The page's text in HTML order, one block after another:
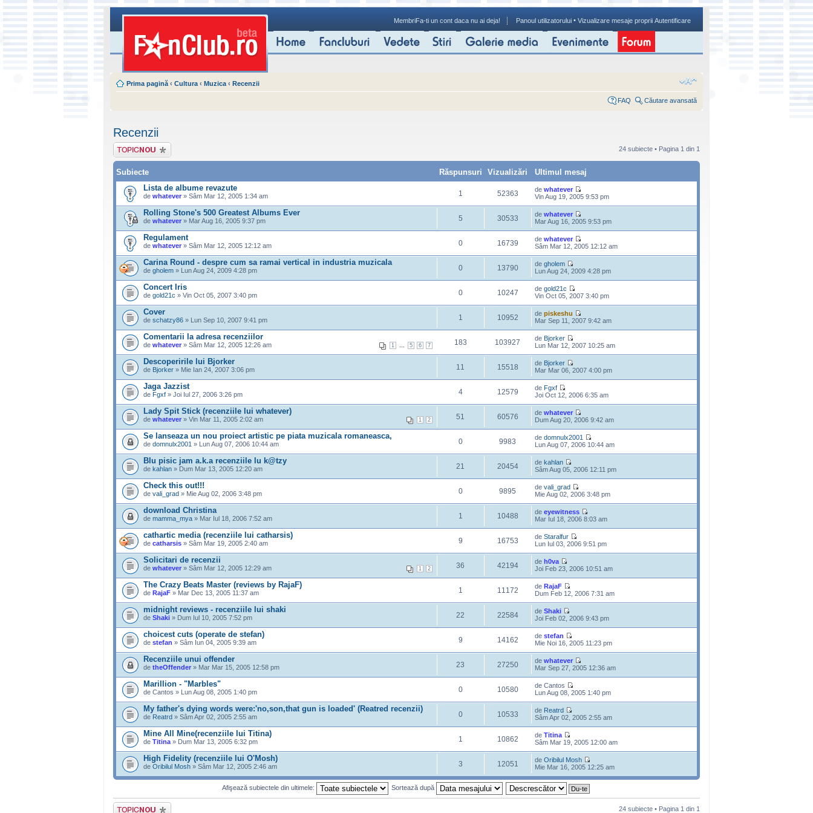
MembriFa-ti un cont daca nu ai deja! Panoul utilizatorului • Vizualizare mesaje proprii Autentificare
Prima pagină ‹ Cultura ‹ Muzica ‹ Recenzii
FAQ Căutare avansată
Recenzii
Scrie un subiect
nou
24 subiecte • Pagina 1 din 1
Subiecte Răspunsuri Vizualizări
Ultimul mesaj
Lista de albume revazute
de whatever » Sâm Mar 12, 2005 1:34 am 1 52363 de whatever
Vin Aug 19, 2005 9:53 pm
Rolling Stone's 500 Greatest Albums Ever
de whatever » Mar Aug 16, 2005 9:37 pm 5 30533 de whatever
Mar Aug 16, 2005 9:53 pm
Regulament
de whatever » Sâm Mar 12, 2005 12:12 am 0 16739 de whatever
Sâm Mar 12, 2005 12:12 am
Carina Round - despre cum sa ramai vertical in industria muzicala
de gholem » Lun Aug 24, 2009 4:28 pm 0 13790 de gholem
Lun Aug 24, 2009 4:28 pm
Concert Iris
de gold21c » Vin Oct 05, 2007 3:40 pm 0 10247 de gold21c
Vin Oct 05, 2007 3:40 pm
Cover
de schatzy86 » Lun Sep 10, 2007 9:41 pm 1 10952 de piskeshu
Mar Sep 11, 2007 9:42 am
Comentarii la adresa recenziilor
1 5 6 7
de whatever » Sâm Mar 12, 2005 12:26 am 183 103927 de Bjorker
Lun Mar 12, 2007 10:25 am
Descoperirile lui Bjorker
de Bjorker » Mie Ian 24, 2007 3:06 pm 11 15518 de Bjorker
Mar Mar 06, 2007 4:00 pm
Jaga Jazzist
de Fgxf » Joi Iul 27, 2006 3:26 pm 4 12579 de Fgxf
Joi Oct 12, 2006 6:35 am
Lady Spit Stick (recenziile lui whatever)
1 2
de whatever » Vin Mar 11, 2005 2:02 am 51 60576 de whatever
Dum Aug 20, 2006 9:42 am
Se lanseaza un nou proiect artistic pe piata muzicala romaneasca,
de domnulx2001 » Lun Aug 07, 2006 10:44 am 0 9983 de domnulx2001
Lun Aug 07, 2006 10:44 am
Blu pisic jam a.k.a recenziile lu k@tzy
de kahlan » Dum Mar 13, 2005 12:20 am 21 20454 de kahlan
Sâm Aug 05, 2006 12:11 pm
Check this out!!!
de vali_grad » Mie Aug 02, 2006 3:48 pm 0 9895 de vali_grad
Mie Aug 02, 2006 3:48 pm
download Christina
de mamma_mya » Mar Iul 18, 2006 7:52 am 1 10488 de eyewitness
Mar Iul 18, 2006 8:03 am
cathartic media (recenziile lui catharsis)
de catharsis » Sâm Mar 19, 2005 2:40 am 9 16753 de Staralfur
Lun Iul 03, 2006 9:51 pm
Solicitari de recenzii
1 2
de whatever » Sâm Mar 12, 2005 12:29 am 36 42194 de h0va
Joi Feb 23, 2006 10:51 am
The Crazy Beats Master (reviews by RajaF)
de RajaF » Mar Dec 13, 2005 11:37 am 1 11172 de RajaF
Dum Feb 12, 2006 7:31 am
midnight reviews - recenziile lui shaki
de Shaki » Dum Iul 10, 2005 7:52 pm 22 22584 de Shaki
Joi Feb 02, 2006 9:43 pm
choicest cuts (operate de stefan)
de stefan » Sâm Iun 04, 2005 9:39 am 9 14162 de stefan
Mie Noi 16, 2005 11:23 pm
Recenziile unui offender
de theOffender » Mar Mar 15, 2005 12:58 pm 23 27250 de whatever
Mar Sep 27, 2005 12:36 am
Marillion - "Marbles"
de Cantos » Lun Aug 08, 2005 1:40 pm 0 10580
de Cantos
Lun Aug 08, 2005 1:40 pm
My father's dying words were:'no,son,that gun is loaded' (Reatred recenzii)
de Reatrd » Sâm Apr 02, 2005 2:55 am 0 10533 de Reatrd
Sâm Apr 02, 2005 2:55 am
Mine All Mine(recenziile lui Titina)
de Titina » Dum Mar 13, 2005 6:32 pm 1 10862 de Titina
Sâm Mar 19, 2005 12:00 am
High Fidelity (recenziile lui O'Mosh)
de Oribilul Mosh » Sâm Mar 12, 2005 2:46 am 3 12051 de Oribilul Mosh
Mie Mar 16, 2005 12:25 am
Afişează subiectele din ultimele: Sortează după
Scrie un subiect
24 subiecte • Pagina 1 din 1